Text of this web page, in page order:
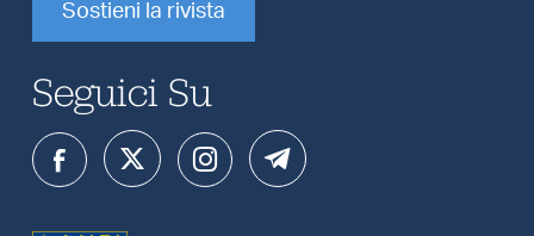
Sostieni la rivista
Seguici Su